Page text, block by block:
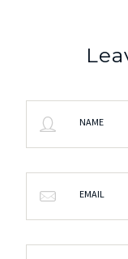
NAME
EMAIL